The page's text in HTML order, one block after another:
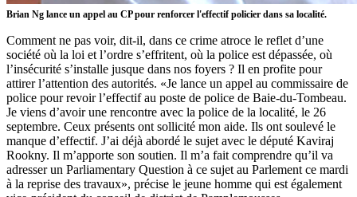
Brian Ng lance un appel au CP pour renforcer l'effectif policier dans sa localité.
Comment ne pas voir, dit-il, dans ce crime atroce le reflet d’une
société où la loi et l’ordre s’effritent, où la police est dépassée, où
l’insécurité s’installe jusque dans nos foyers ? Il en profite pour
attirer l’attention des autorités. «Je lance un appel au commissaire de
police pour revoir l’effectif au poste de police de Baie-du-Tombeau.
Je viens d’avoir une rencontre avec la police de la localité, le 26
septembre. Ceux présents ont sollicité mon aide. Ils ont soulevé le
manque d’effectif. J’ai déjà abordé le sujet avec le député Kaviraj
Rookny. Il m’apporte son soutien. Il m’a fait comprendre qu’il va
adresser un Parliamentary Question à ce sujet au Parlement ce mardi
à la reprise des travaux», précise le jeune homme qui est également